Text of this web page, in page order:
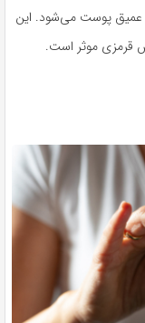
عمیق پوست می‌شود. این
قرمزی موثر است.